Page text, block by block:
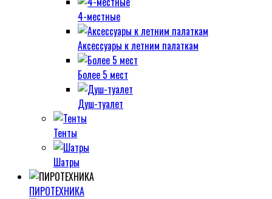
4-местные
Аксессуары к летним палаткам
Более 5 мест
Душ-туалет
Тенты
Шатры
ПИРОТЕХНИКА